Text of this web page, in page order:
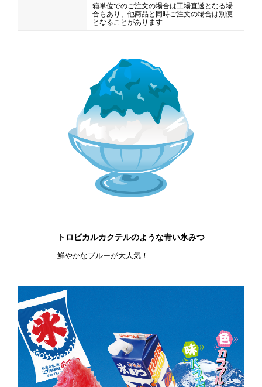
箱単位でのご注文の場合は工場直送となる場
合もあり、他商品と同時ご注文の場合は別便
となることがあります
トロピカルカクテルのような青い氷みつ
鮮やかなブルーが大人気！